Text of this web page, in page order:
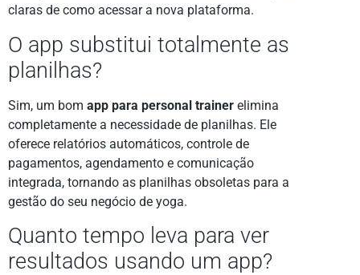
claras de como acessar a nova plataforma.
O app substitui totalmente as
planilhas?
Sim, um bom app para personal trainer elimina
completamente a necessidade de planilhas. Ele
oferece relatórios automáticos, controle de
pagamentos, agendamento e comunicação
integrada, tornando as planilhas obsoletas para a
gestão do seu negócio de yoga.
Quanto tempo leva para ver
resultados usando um app?